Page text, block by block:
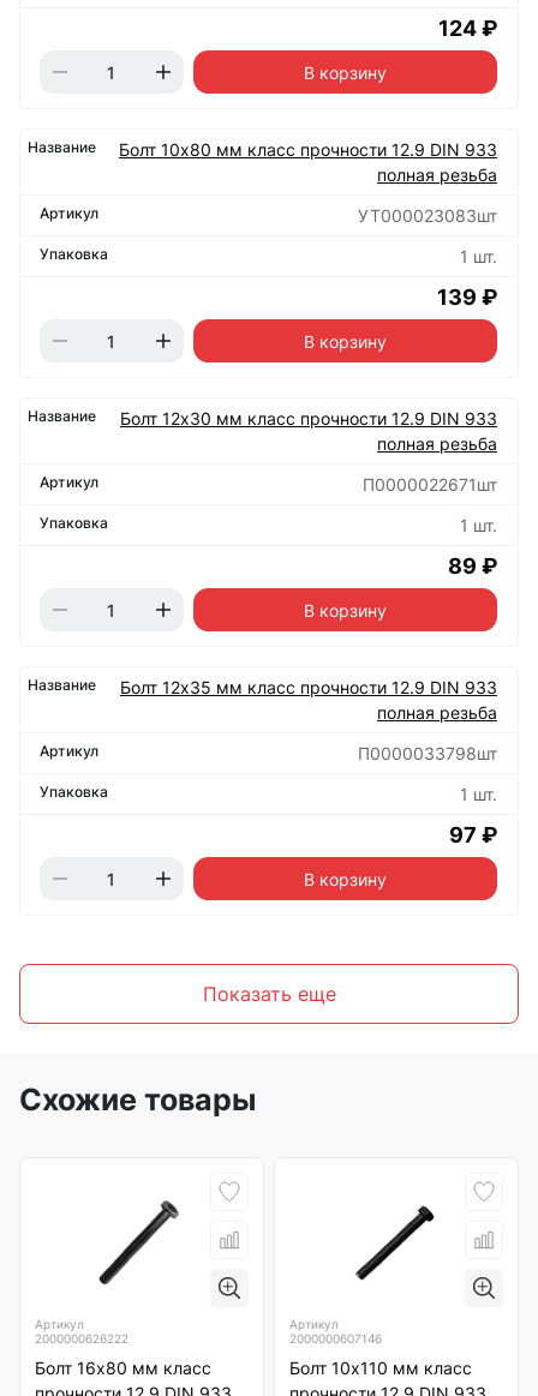
124 ₽
В корзину
Болт 10х80 мм класс прочности 12.9 DIN 933
полная резьба
УТ000023083шт
1 шт.
139 ₽
В корзину
Болт 12х30 мм класс прочности 12.9 DIN 933
полная резьба
П0000022671шт
1 шт.
89 ₽
В корзину
Болт 12х35 мм класс прочности 12.9 DIN 933
полная резьба
П0000033798шт
1 шт.
97 ₽
В корзину
Показать еще
Схожие товары
Артикул
2000000626222
Болт 16х80 мм класс
Артикул
2000000607146
Болт 10х110 мм класс